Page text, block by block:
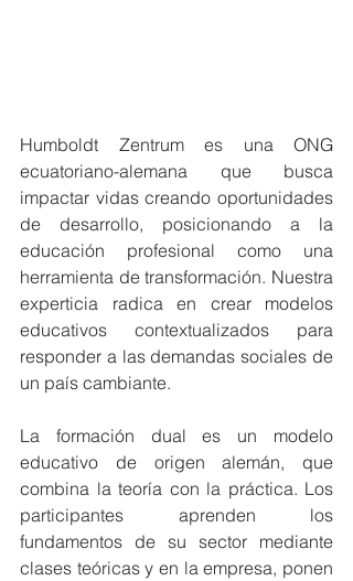
Humboldt Zentrum es una ONG
ecuatoriano-alemana que busca
impactar vidas creando oportunidades
de desarrollo, posicionando a la
educación profesional como una
herramienta de transformación. Nuestra
experticia radica en crear modelos
educativos contextualizados para
responder a las demandas sociales de
un país cambiante.
La formación dual es un modelo
educativo de origen alemán, que
combina la teoría con la práctica. Los
participantes aprenden los
fundamentos de su sector mediante
clases teóricas y en la empresa, ponen